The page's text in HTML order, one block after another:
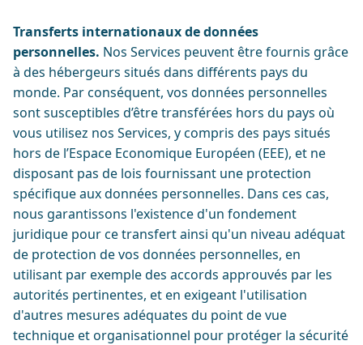
Transferts internationaux de données
personnelles. Nos Services peuvent être fournis grâce
à des hébergeurs situés dans différents pays du
monde. Par conséquent, vos données personnelles
sont susceptibles d’être transférées hors du pays où
vous utilisez nos Services, y compris des pays situés
hors de l’Espace Economique Européen (EEE), et ne
disposant pas de lois fournissant une protection
spécifique aux données personnelles. Dans ces cas,
nous garantissons l'existence d'un fondement
juridique pour ce transfert ainsi qu'un niveau adéquat
de protection de vos données personnelles, en
utilisant par exemple des accords approuvés par les
autorités pertinentes, et en exigeant l'utilisation
d'autres mesures adéquates du point de vue
technique et organisationnel pour protéger la sécurité